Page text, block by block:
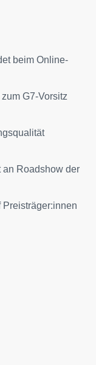
beim Online-
G7-Vorsitz
an Roadshow der